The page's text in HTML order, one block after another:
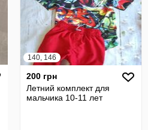
140, 146
200 грн
Летний комплект для
мальчика 10-11 лет